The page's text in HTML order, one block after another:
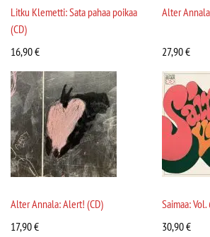
Litku Klemetti: Sata pahaa poikaa
(CD)
16,90€
Alter
27,90€
Alter Annala: Alert! (CD)
17,90€
Saimaa:
30,90€